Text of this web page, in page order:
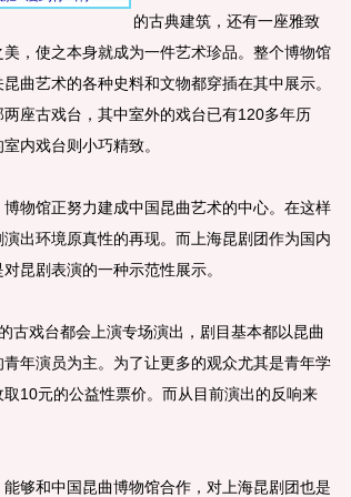
的古典建筑，还有一座雅致
，使之本身就成为一件艺术珍品。整个博物馆
曲艺术的各种史料和文物都穿插在其中展示。
座古戏台，其中室外的戏台已有120多年历
内戏台则小巧精致。
馆正努力建成中国昆曲艺术的中心。在这样
出环境原真性的再现。而上海昆剧团作为国内
昆剧表演的一种示范性展示。
戏台都会上演专场演出，剧目基本都以昆曲
年演员为主。为了让更多的观众尤其是青年学
10元的公益性票价。而从目前演出的反响来
和中国昆曲博物馆合作，对上海昆剧团也是